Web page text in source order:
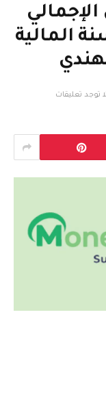
الإجمالي
المالية
لا توجد تعليقات